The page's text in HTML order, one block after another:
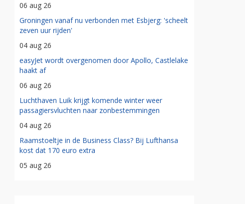
06 aug 26
Groningen vanaf nu verbonden met Esbjerg: 'scheelt
zeven uur rijden'
04 aug 26
easyJet wordt overgenomen door Apollo, Castlelake
haakt af
06 aug 26
Luchthaven Luik krijgt komende winter weer
passagiersvluchten naar zonbestemmingen
04 aug 26
Raamstoeltje in de Business Class? Bij Lufthansa
kost dat 170 euro extra
05 aug 26